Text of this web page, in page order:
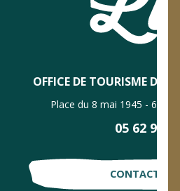
OFFICE DE TOURISME DE
Place du 8 mai 1945 -
05 62 92 30
CONTACTE-